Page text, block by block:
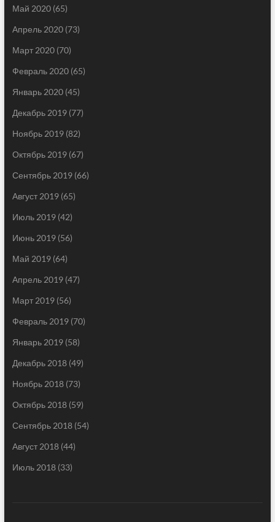
Май 2020(65)
Апрель 2020(73)
Март 2020(70)
Февраль 2020(65)
Январь 2020(45)
Декабрь 2019(77)
Ноябрь 2019(82)
Октябрь 2019(67)
Сентябрь 2019(66)
Август 2019(65)
Июль 2019(42)
Июнь 2019(56)
Май 2019(64)
Апрель 2019(47)
Март 2019(56)
Февраль 2019(70)
Январь 2019(58)
Декабрь 2018(49)
Ноябрь 2018(73)
Октябрь 2018(59)
Сентябрь 2018(54)
Август 2018(44)
Июль 2018(33)